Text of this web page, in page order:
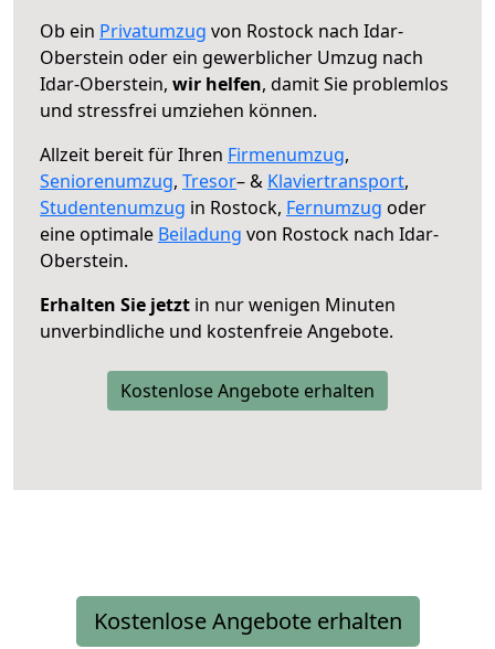
Ob ein Privatumzug von Rostock nach Idar-
Oberstein oder ein gewerblicher Umzug nach
Idar-Oberstein, wir helfen, damit Sie problemlos
und stressfrei umziehen können.
Allzeit bereit für Ihren Firmenumzug,
Seniorenumzug, Tresor– & Klaviertransport,
Studentenumzug in Rostock, Fernumzug oder
eine optimale Beiladung von Rostock nach Idar-
Oberstein.
Erhalten Sie jetzt in nur wenigen Minuten
unverbindliche und kostenfreie Angebote.
Kostenlose Angebote erhalten
Kostenlose Angebote erhalten